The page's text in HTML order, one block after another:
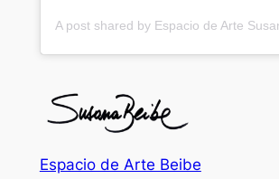
Espacio de Arte Beibe